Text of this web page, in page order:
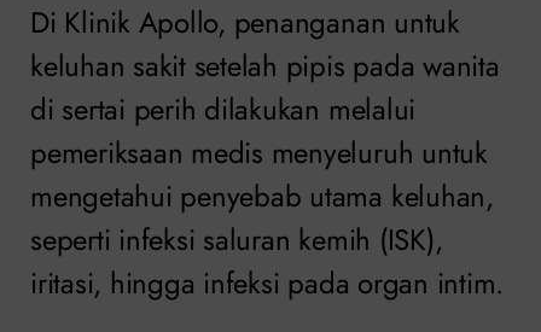
Di Klinik Apollo, penanganan untuk
keluhan sakit setelah pipis pada wanita
di sertai perih dilakukan melalui
pemeriksaan medis menyeluruh untuk
mengetahui penyebab utama keluhan,
seperti infeksi saluran kemih (ISK),
iritasi, hingga infeksi pada organ intim.